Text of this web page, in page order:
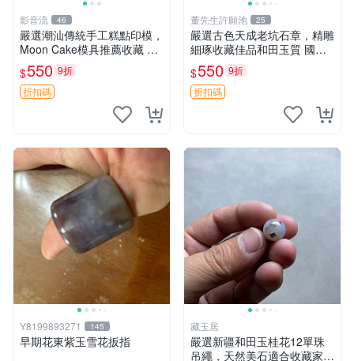
影音流 46
嚴選潮汕傳統手工糕點印模，
Moon Cake模具推薦收藏 月
糕 糕點 模具
$550 9折
折扣碼
董先生許願池 25
嚴選古色天成老坑石章，精雕
細琢收藏佳品和田玉質 國石
和田玉 石章
$550 9折
折扣碼
Y8199893271 145
早期花東紫玉雪花扳指
藏玉居
嚴選新疆和田玉桂花12單珠
吊繩，天然美石適合收藏家。